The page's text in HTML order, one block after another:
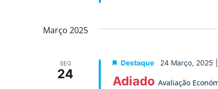
Março 2025
SEG
24 Adiado Avaliação
Destaque 24 Março, 2025